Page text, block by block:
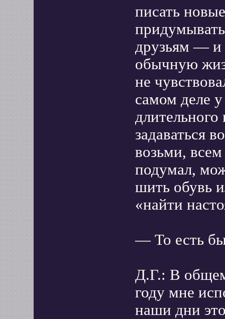
писать
друзьям — и
обычную
не
самом деле
задаваться
возьми,
подумал,
шить обувь
«найти
— То есть
Д.Г.: В
году мне
наши дни